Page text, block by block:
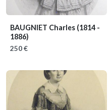
BAUGNIET Charles (1814 -
1886)
250 €